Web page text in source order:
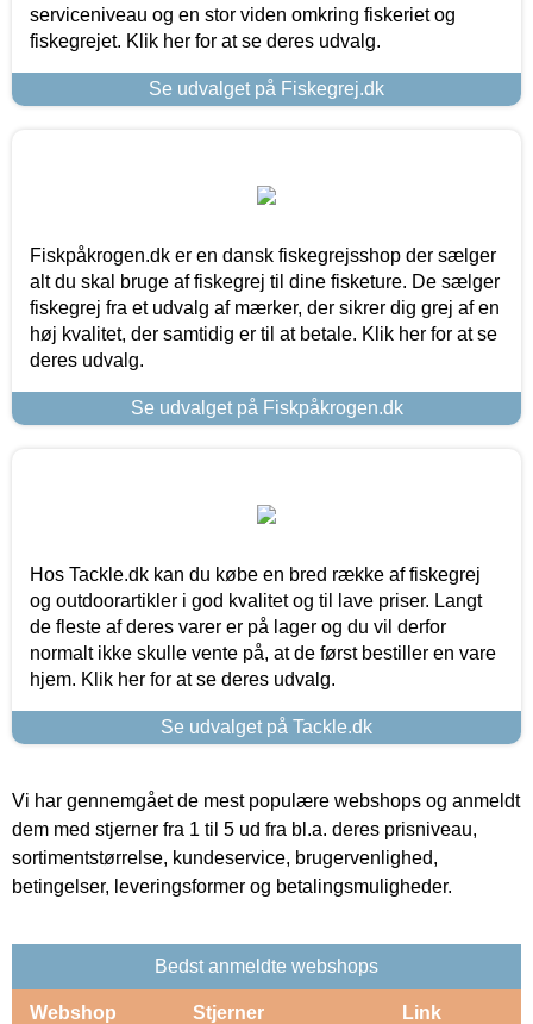
serviceniveau og en stor viden omkring fiskeriet og
fiskegrejet. Klik her for at se deres udvalg.
Se udvalget på Fiskegrej.dk
Fiskpåkrogen.dk er en dansk fiskegrejsshop der sælger
alt du skal bruge af fiskegrej til dine fisketure. De sælger
fiskegrej fra et udvalg af mærker, der sikrer dig grej af en
høj kvalitet, der samtidig er til at betale. Klik her for at se
deres udvalg.
Se udvalget på Fiskpåkrogen.dk
Hos Tackle.dk kan du købe en bred række af fiskegrej
og outdoorartikler i god kvalitet og til lave priser. Langt
de fleste af deres varer er på lager og du vil derfor
normalt ikke skulle vente på, at de først bestiller en vare
hjem. Klik her for at se deres udvalg.
Se udvalget på Tackle.dk
Vi har gennemgået de mest populære webshops og anmeldt
dem med stjerner fra 1 til 5 ud fra bl.a. deres prisniveau,
sortimentstørrelse, kundeservice, brugervenlighed,
betingelser, leveringsformer og betalingsmuligheder.
Bedst anmeldte webshops
Webshop Stjerner Link